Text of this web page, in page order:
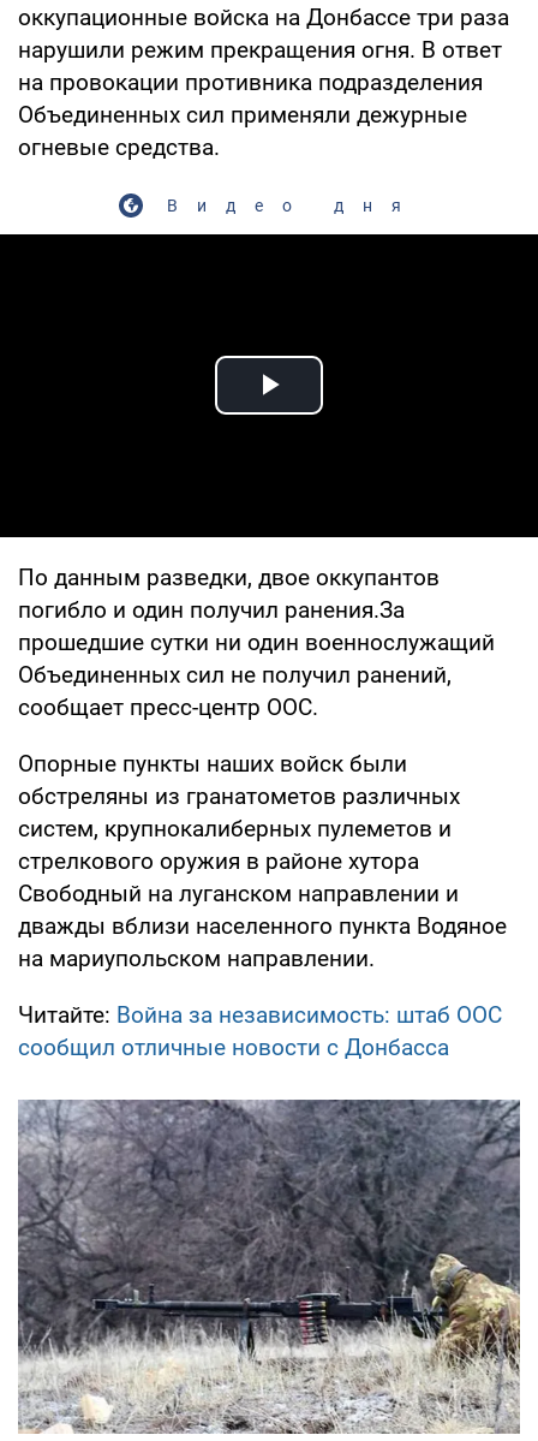
оккупационные войска на Донбассе три раза
нарушили режим прекращения огня. В ответ
на провокации противника подразделения
Объединенных сил применяли дежурные
огневые средства.
Видео дня
Play Video
По данным разведки, двое оккупантов
погибло и один получил ранения.За
прошедшие сутки ни один военнослужащий
Объединенных сил не получил ранений,
сообщает пресс-центр ООС.
Опорные пункты наших войск были
обстреляны из гранатометов различных
систем, крупнокалиберных пулеметов и
стрелкового оружия в районе хутора
Свободный на луганском направлении и
дважды вблизи населенного пункта Водяное
на мариупольском направлении.
Читайте: Война за независимость: штаб ООС
сообщил отличные новости с Донбасса